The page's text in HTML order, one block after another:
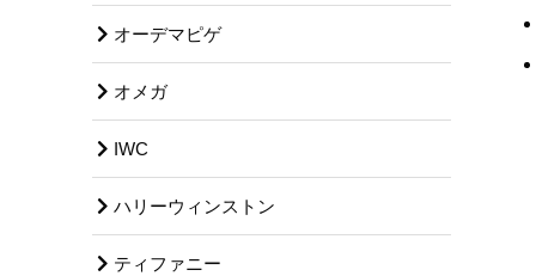
オーデマピゲ
オメガ
IWC
ハリーウィンストン
ティファニー